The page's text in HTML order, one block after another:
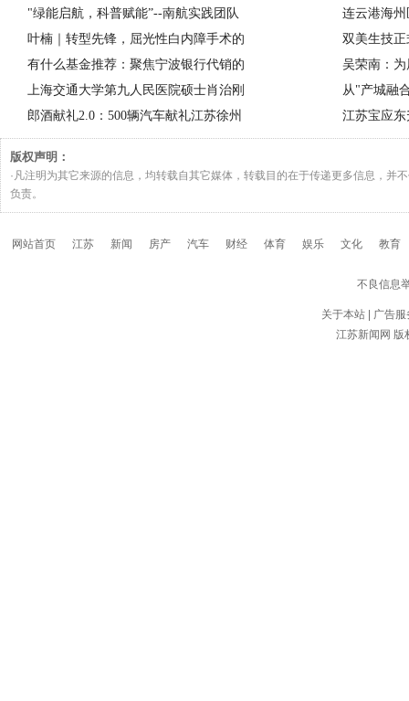
"绿能启航，科普赋能”--南航实践团队
叶楠｜转型先锋，屈光性白内障手术的
有什么基金推荐：聚焦宁波银行代销的
上海交通大学第九人民医院硕士肖治刚
郎酒献礼2.0：500辆汽车献礼江苏徐州
连云港海
双美生技
吴荣南：
从"产城融
江苏宝应
版权声明：
·凡注明为其它来源的信息，均转载自其它媒体，转载目的在于传递更多信息，并
负责。
网站首页 江苏 新闻 房产 汽车 财经 体育 娱乐 文化 教育
不良信息
关于本站
广告服
江苏新闻网 版